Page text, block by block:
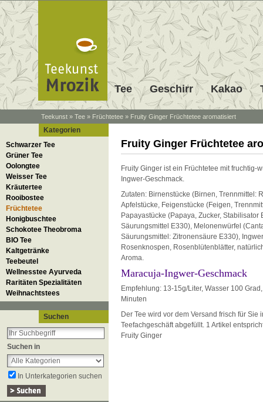
Tee Geschirr Kakao
Teekunst » Tee » Früchtetee » Fruity Ginger Früchtetee aromatisiert
Kategorien
Schwarzer Tee
Grüner Tee
Oolongtee
Weisser Tee
Kräutertee
Rooibostee
Früchtetee
Honigbuschtee
Schokotee Theobroma
BIO Tee
Kaltgetränke
Teebeutel
Wellnesstee Ayurveda
Raritäten Spezialitäten
Weihnachtstees
Suchen
Suchen in
In Unterkategorien suchen
Fruity Ginger Früchtetee
Fruity Ginger ist ein Früchtetee mit fruchtig-
Ingwer-Geschmack.
Zutaten: Birnenstücke (Birnen, Trennmittel:
Apfelstücke, Feigenstücke (Feigen,
Papayastücke (Papaya, Zucker, Stabilisator
Säurungsmittel E330), Melonenwürfel
Säurungsmittel: Zitronensäure E330),
Rosenknospen, Rosenblütenblätter,
Aroma.
Maracuja-Ingwer-Geschmack
Empfehlung: 13-15g/Liter, Wasser 100
Minuten
Der Tee wird vor dem Versand frisch für Sie
Teefachgeschäft abgefüllt. 1 Artikel
Fruity Ginger